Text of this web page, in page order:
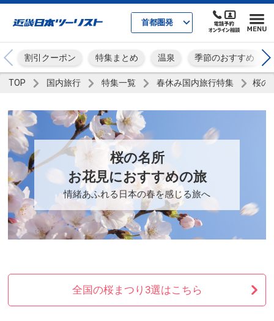
首都圏発
割引クーポン 特集まとめ 温泉 季節のおすすめ
TOP 国内旅行 特集一覧 春休み国内旅行特集 桜の
桜の名所
お花見におすすめの旅
情緒あふれる日本の春を感じる旅へ
全国の桜まつり3選はこちら